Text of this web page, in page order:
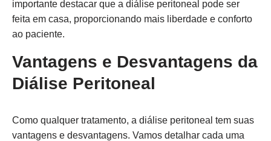
importante destacar que a diálise peritoneal pode ser
feita em casa, proporcionando mais liberdade e conforto
ao paciente.
Vantagens e Desvantagens da
Diálise Peritoneal
Como qualquer tratamento, a diálise peritoneal tem suas
vantagens e desvantagens. Vamos detalhar cada uma